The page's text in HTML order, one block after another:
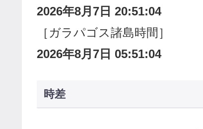
2026年8月7日 20:51:05
［ガラパゴス諸島時間］
2026年8月7日 05:51:05
時差